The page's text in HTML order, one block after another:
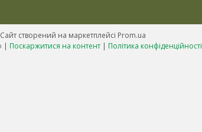
Сайт створений на маркетплейсі Prom.ua
Магазин Шериф | Поскаржитися на контент | Політика конфіденційності